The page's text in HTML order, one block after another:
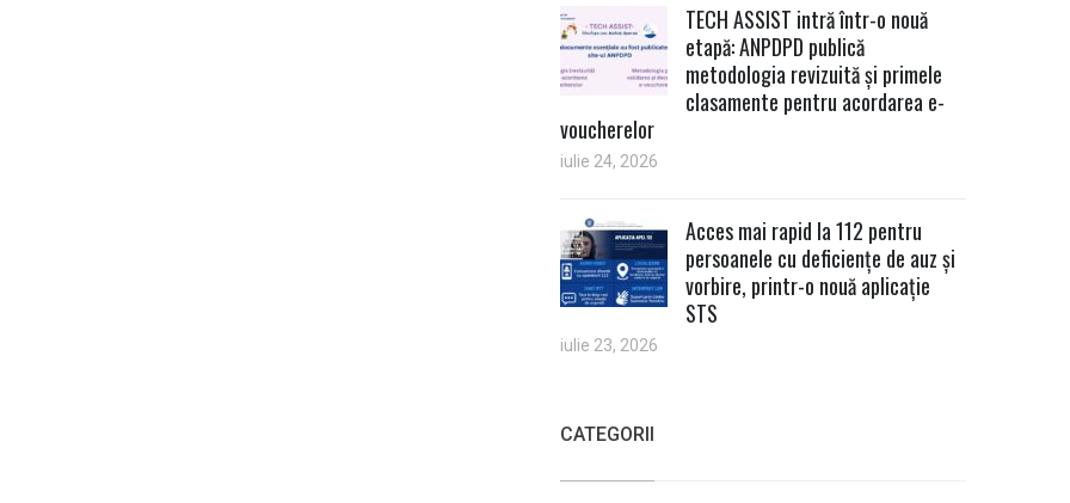
TECH ASSIST intră într-o nouă
etapă: ANPDPD publică
metodologia revizuită și primele
clasamente pentru acordarea e-
voucherelor
iulie 24, 2026
Acces mai rapid la 112 pentru
persoanele cu deficiențe de auz și
vorbire, printr-o nouă aplicație
STS
iulie 23, 2026
CATEGORII